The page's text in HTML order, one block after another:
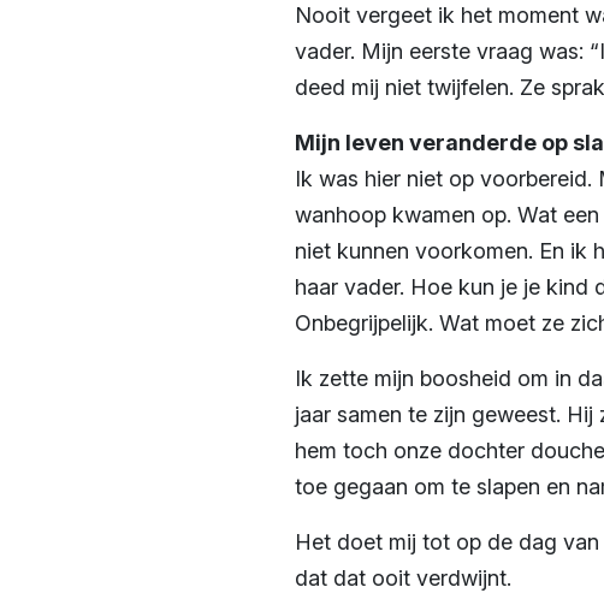
Nooit vergeet ik het moment
vader. Mijn eerste vraag was:
deed mij niet twijfelen. Ze
Mijn leven veranderde op
Ik was hier niet op
wanhoop kwamen op. Wat
niet kunnen voorkomen. En ik
haar vader. Hoe kun je je kind
Onbegrijpelijk. Wat moet ze
Ik zette mijn boosheid om in
jaar samen te zijn geweest. Hij
hem toch onze dochter
toe gegaan om te slapen en
Het doet mij tot op de dag
dat dat ooit verdwijnt.